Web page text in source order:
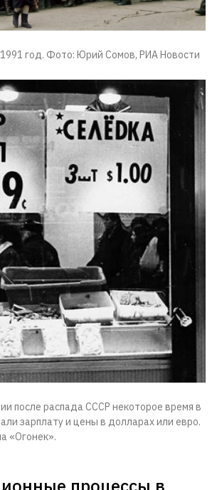
год. Фото: Юрий Сомов, РИА Новости
после распада СССР некоторое время в
зарплату и цены в долларах или евро.
«Огонек».